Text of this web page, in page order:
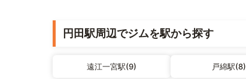
円田駅周辺でジムを駅から探す
遠江一宮駅(9) 戸綿駅(8)